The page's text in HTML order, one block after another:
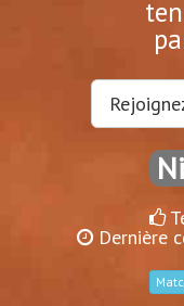
Dernière